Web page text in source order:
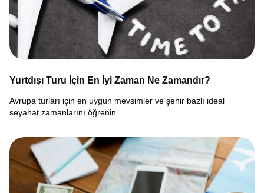
Yurtdışı Turu İçin En İyi Zaman Ne Zamandır?
Avrupa turları için en uygun mevsimler ve şehir bazlı ideal
seyahat zamanlarını öğrenin.